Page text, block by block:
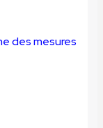
des mesures